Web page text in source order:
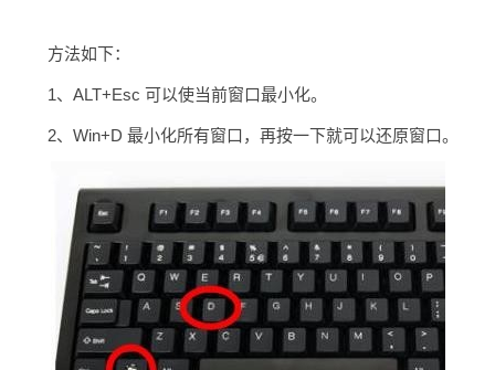
方法如下：
1、ALT+Esc 可以使当前窗口最小化。
2、Win+D 最小化所有窗口，再按一下就可以还原窗口。